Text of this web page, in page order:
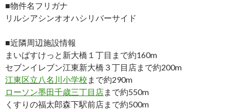
■物件名フリガナ
リルシアシンオオハシリバーサイド
■近隣周辺施設情報
まいばすけっと新大橋１丁目まで約160m
セブンイレブン江東新大橋３丁目店まで約200m
江東区立八名川小学校 まで約290m
ローソン墨田千歳三丁目店まで約550m
くすりの福太郎森下駅前店まで約500m